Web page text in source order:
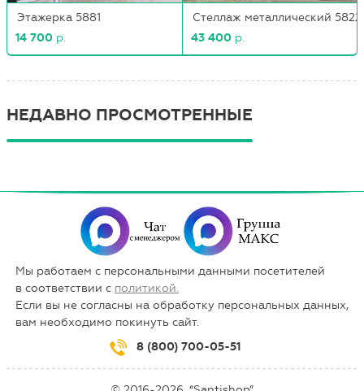
Этажерка 5881
14 700 р.
Стеллаж металлический 5822
43 400 р.
НЕДАВНО ПРОСМОТРЕННЫЕ
Мы работаем с персональными данными посетителей
в соответствии с политикой.
Если вы не согласны на обработку персональных данных,
вам необходимо покинуть сайт.
8 (800) 700-05-51